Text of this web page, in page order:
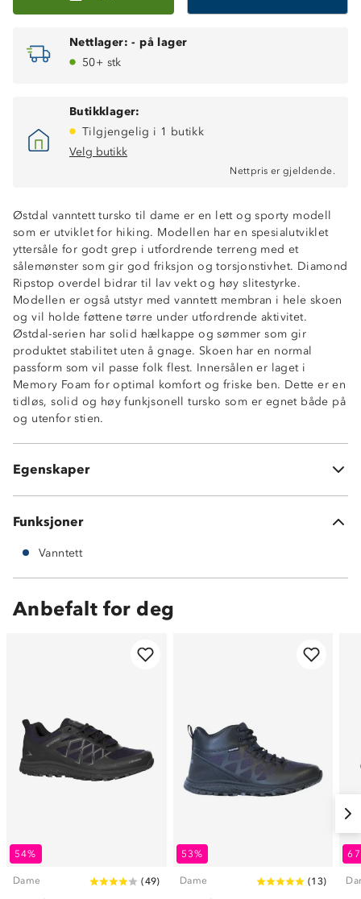
Nettlager: - på lager
50+ stk
Butikklager:
Tilgjengelig i 1 butikk
Velg butikk
Nettpris er gjeldende.
Østdal vanntett tursko til dame er en lett og sporty modell
som er utviklet for hiking. Modellen har en spesialutviklet
yttersåle for godt grep i utfordrende terreng med et
sålemønster som gir god friksjon og torsjonstivhet. Diamond
Ripstop overdel bidrar til lav vekt og høy slitestyrke.
Modellen er også utstyr med vanntett membran i hele skoen
og vil holde føttene tørre under utfordrende aktivitet.
Østdal-serien har solid hælkappe og sømmer som gir
produktet stabilitet uten å gnage. Skoen har en normal
passform som vil passe folk flest. Innersålen er laget i
Memory Foam for optimal komfort og friske ben. Dette er en
tidløs, solid og høy funkjsonell tursko som er egnet både på
og utenfor stien.
Egenskaper
Vanntett membran
Ripstop overdel
Meget solid gripsåle
Memory Foam-innersåle
Funksjoner
Vanntett
Anbefalt for deg
54%
Dame (49)
53%
Dame (13)